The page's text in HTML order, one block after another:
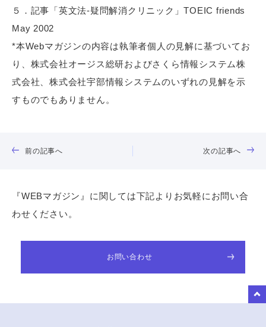
５．記事「英文法-疑問解消クリニック」TOEIC friends
May 2002
*本Webマガジンの内容は執筆者個人の見解に基づいてお
り、株式会社オージス総研およびさくら情報システム株
式会社、株式会社宇部情報システムのいずれの見解を示
すものでもありません。
前の記事へ 次の記事へ
『WEBマガジン』に関しては下記よりお気軽にお問い合
わせください。
お問い合わせ